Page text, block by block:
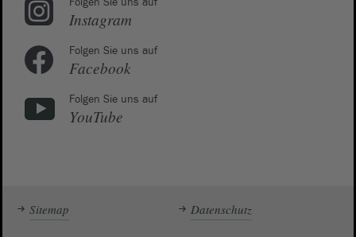
Instagram
Folgen Sie uns auf
Facebook
Folgen Sie uns auf
YouTube
Sitemap Datenschutz